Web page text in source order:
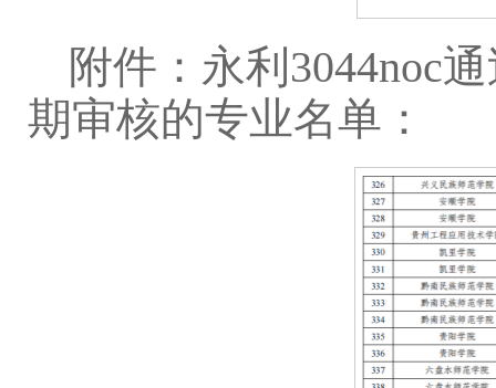
附件：永利3044noc
期审核的专业名单：